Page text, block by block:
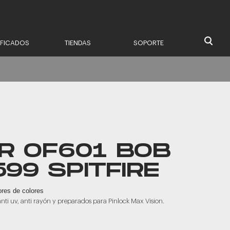
TIENDAS SOPORTE
OF601 BOB
SPITFIRE
de colores
uv, anti rayón y preparados para Pinlock Max Vision.